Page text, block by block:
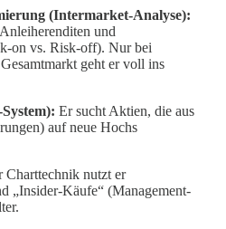
(Intermarket-Analyse):
und
on vs. Risk-off). Nur bei
geht er voll ins
Er sucht Aktien, die aus
auf neue Hochs
Charttechnik nutzt er
„Insider-Käufe“ (Management-